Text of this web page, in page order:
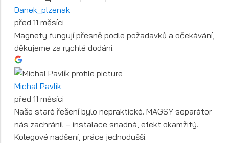
Danek_plzenak
před 11 měsíci
Magnety fungují přesně podle požadavků a očekávání,
děkujeme za rychlé dodání.
Michal Pavlík
před 11 měsíci
Naše staré řešení bylo nepraktické. MAGSY separátor
nás zachránil – instalace snadná, efekt okamžitý.
Kolegové nadšení, práce jednodušší.